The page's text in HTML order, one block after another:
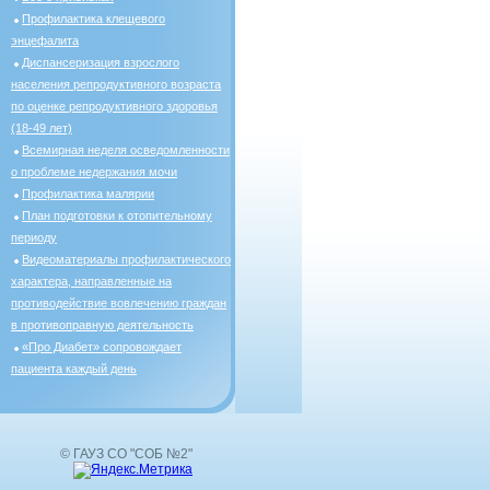
Профилактика клещевого
энцефалита
Диспансеризация взрослого
населения репродуктивного возраста
по оценке репродуктивного здоровья
(18-49 лет)
Всемирная неделя осведомленности
о проблеме недержания мочи
Профилактика малярии
План подготовки к отопительному
периоду
Видеоматериалы профилактического
характера, направленные на
противодействие вовлечению граждан
в противоправную деятельность
«Про Диабет» сопровождает
пациента каждый день
© ГАУЗ СО "СОБ №2"